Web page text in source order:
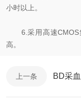
小时以上。
6.采用高速CMOS
高。
上一条 BD采